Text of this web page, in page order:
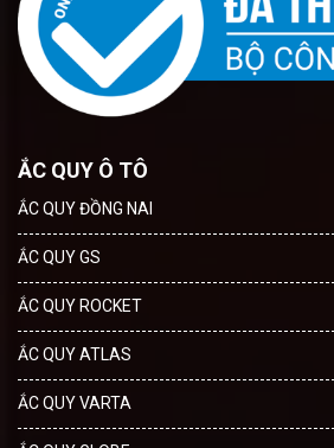
ẮC QUY Ô TÔ
ẮC QUY ĐỒNG NAI
ẮC QUY GS
ẮC QUY ROCKET
ẮC QUY ATLAS
ẮC QUY VARTA